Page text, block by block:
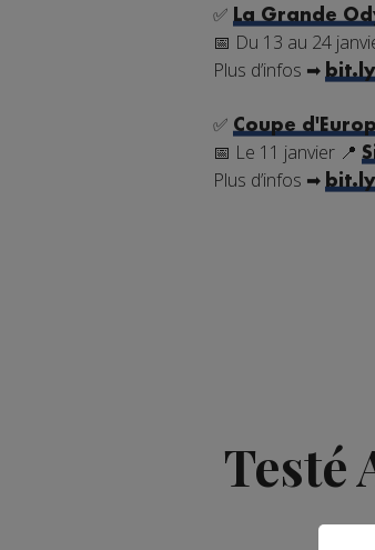
✅ La Grande
📅 Du 13 au 24
Plus d’infos ➡
✅ Coupe
📅 Le 11 janvier 📍
Plus d’infos ➡
Testé